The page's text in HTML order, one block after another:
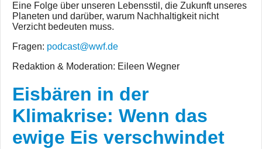
Eine Folge über unseren Lebensstil, die Zukunft unseres
Planeten und darüber, warum Nachhaltigkeit nicht
Verzicht bedeuten muss.
Fragen: podcast@wwf.de
Redaktion & Moderation: Eileen Wegner
Eisbären in der
Klimakrise: Wenn das
ewige Eis verschwindet